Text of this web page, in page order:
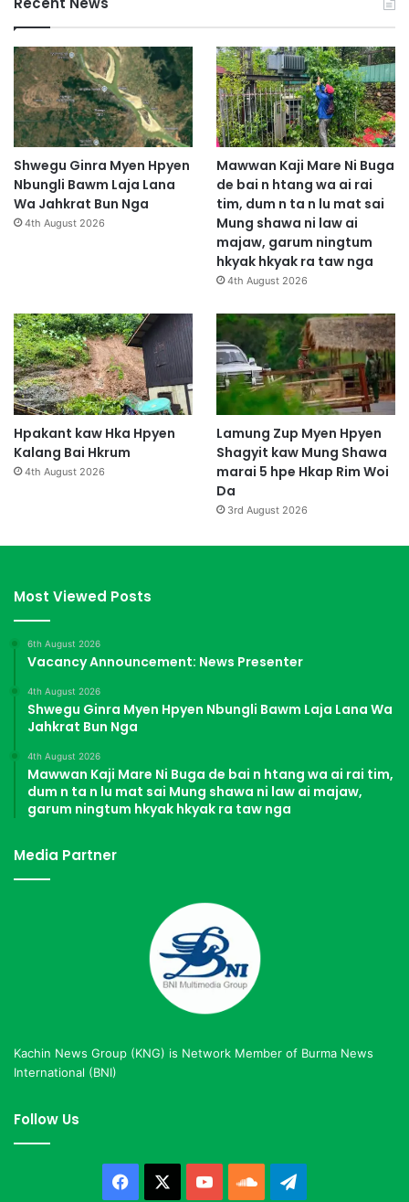
g
P
i
n
d
a
p
S
h
a
r
a
g
a
m
s
a
i
l
a
m
w
l
a
m
g
g
t
Shwegu Ginra Myen Hpyen
Nbungli Bawm Laja Lana
Wa Jahkrat Bun Nga
4th August 2026
Mawwan Kaji Mare Ni Buga
de bai n htang wa ai rai
tim, dum n ta n lu mat sai
Mung shawa ni law ai
majaw, garum ningtum
hkyak hkyak ra taw nga
4th August 2026
Hpakant kaw Hka Hpyen
Kalang Bai Hkrum
4th August 2026
Lamung Zup Myen Hpyen
Shagyit kaw Mung Shawa
marai 5 hpe Hkap Rim Woi
Da
3rd August 2026
Most Viewed Posts
6th August 2026
Vacancy Announcement: News Presenter
4th August 2026
Shwegu Ginra Myen Hpyen Nbungli Bawm Laja Lana Wa
Jahkrat Bun Nga
4th August 2026
Mawwan Kaji Mare Ni Buga de bai n htang wa ai rai tim,
dum n ta n lu mat sai Mung shawa ni law ai majaw,
garum ningtum hkyak hkyak ra taw nga
Media Partner
Kachin News Group (KNG) is Network Member of Burma News
International (BNI)
Follow Us
Facebook YouTubeSoundCloud